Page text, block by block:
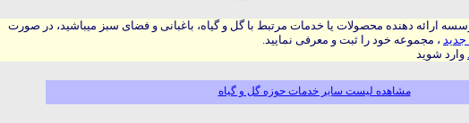
ارائه دهنده محصولات یا خدمات مرتبط با گل و گیاه، باغبانی و فضای سبز میباشید، در صورت
، مجموعه خود را ثبت و معرفی نمایید.
وارد شوید
مشاهده لیست سایر خدمات حوزه گل و گیاه